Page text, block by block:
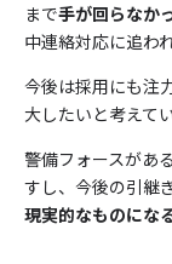
まで手が回らなか
中連絡対応に追わ
今後は採用にも注
大したいと考えてい
警備フォースがあ
すし、今後の引継
現実的なものにな